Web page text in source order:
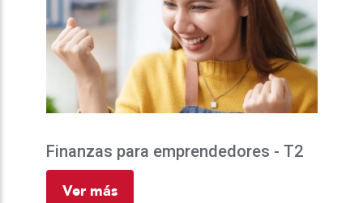
Finanzas para emprendedores - T2
Ver más